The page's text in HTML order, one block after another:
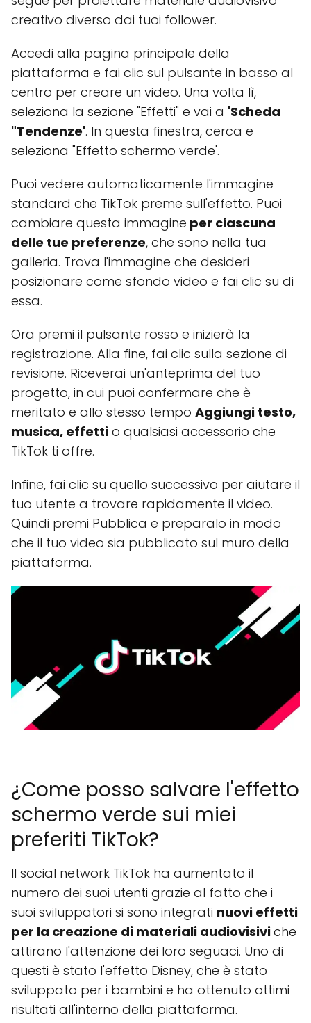
creativo diverso dai tuoi follower.
Accedi alla pagina principale della
piattaforma e fai clic sul pulsante in basso al
centro per creare un video. Una volta lì,
seleziona la sezione "Effetti" e vai a 'Scheda
"Tendenze'. In questa finestra, cerca e
seleziona "Effetto schermo verde'.
Puoi vedere automaticamente l'immagine
standard che TikTok preme sull'effetto. Puoi
cambiare questa immagine per ciascuna
delle tue preferenze, che sono nella tua
galleria. Trova l'immagine che desideri
posizionare come sfondo video e fai clic su di
essa.
Ora premi il pulsante rosso e inizierà la
registrazione. Alla fine, fai clic sulla sezione di
revisione. Riceverai un'anteprima del tuo
progetto, in cui puoi confermare che è
meritato e allo stesso tempo Aggiungi testo,
musica, effetti o qualsiasi accessorio che
TikTok ti offre.
Infine, fai clic su quello successivo per aiutare il
tuo utente a trovare rapidamente il video.
Quindi premi Pubblica e preparalo in modo
che il tuo video sia pubblicato sul muro della
piattaforma.
¿Come posso salvare l'effetto
schermo verde sui miei
preferiti TikTok?
Il social network TikTok ha aumentato il
numero dei suoi utenti grazie al fatto che i
suoi sviluppatori si sono integrati nuovi effetti
per la creazione di materiali audiovisiviche
attirano l'attenzione dei loro seguaci. Uno di
questi è stato l'effetto Disney, che è stato
sviluppato per i bambini e ha ottenuto ottimi
risultati all'interno della piattaforma.